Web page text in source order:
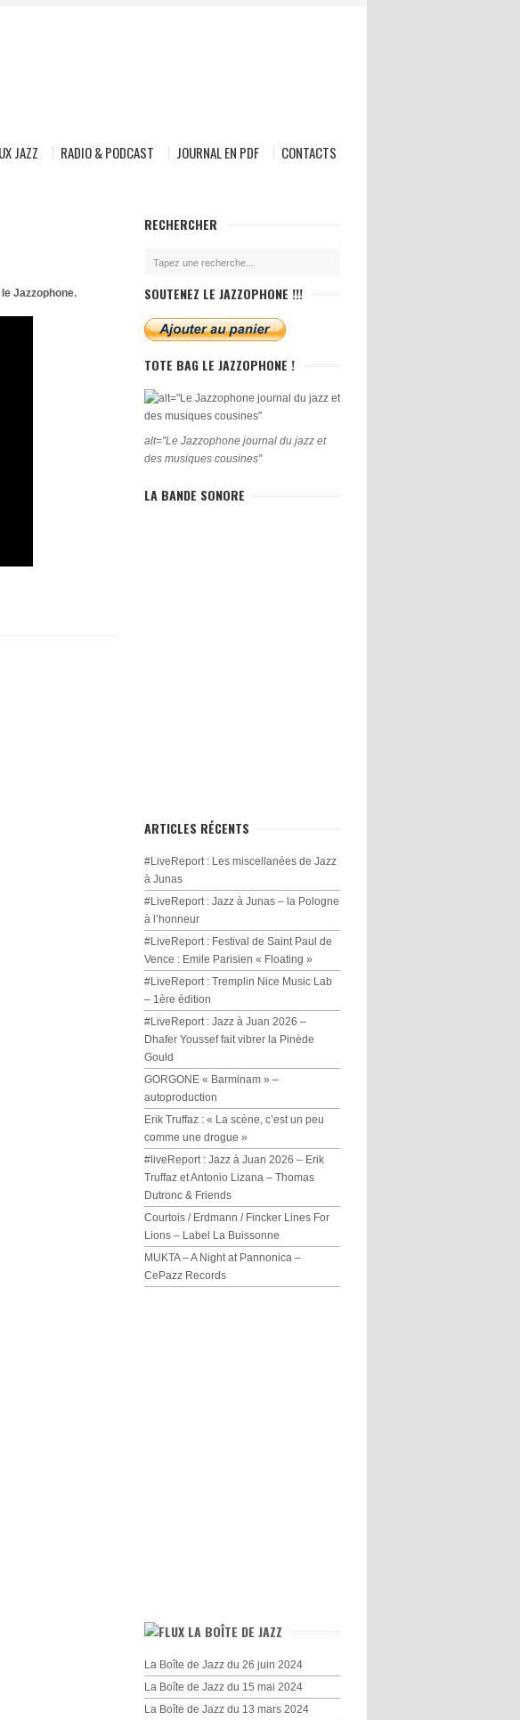
JAZZ RADIO & PODCAST JOURNAL EN PDF CONTACTS
le Jazzophone.
RECHERCHER
SOUTENEZ LE JAZZOPHONE !!!
TOTE BAG LE JAZZOPHONE !
alt="Le Jazzophone journal du jazz et
des musiques cousines"
LA BANDE SONORE
ARTICLES RÉCENTS
#LiveReport : Les miscellanées de Jazz
à Junas
#LiveReport : Jazz à Junas – la Pologne
à l’honneur
#LiveReport : Festival de Saint Paul de
Vence : Emile Parisien « Floating »
#LiveReport : Tremplin Nice Music Lab
– 1ère édition
#LiveReport : Jazz à Juan 2026 –
Dhafer Youssef fait vibrer la Pinède
Gould
GORGONE « Barminam » –
autoproduction
Erik Truffaz : « La scène, c’est un peu
comme une drogue »
#liveReport : Jazz à Juan 2026 – Erik
Truffaz et Antonio Lizana – Thomas
Dutronc & Friends
Courtois / Erdmann / Fincker Lines For
Lions – Label La Buissonne
MUKTA – A Night at Pannonica –
CePazz Records
LA BOÎTE DE JAZZ
La Boîte de Jazz du 26 juin 2024
La Boîte de Jazz du 15 mai 2024
La Boîte de Jazz du 13 mars 2024